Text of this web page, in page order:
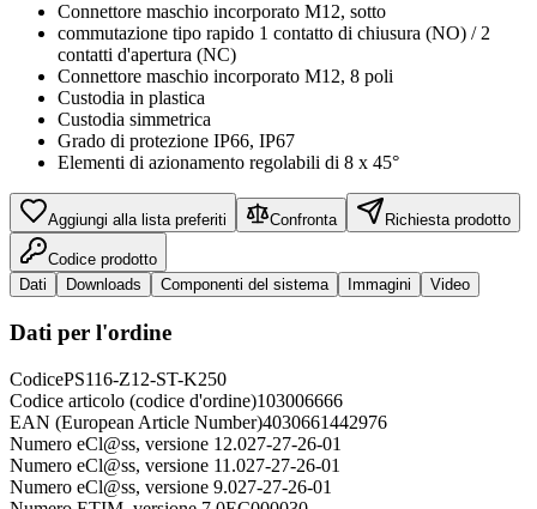
Connettore maschio incorporato M12, sotto
commutazione tipo rapido 1 contatto di chiusura (NO) / 2
contatti d'apertura (NC)
Connettore maschio incorporato M12, 8 poli
Custodia in plastica
Custodia simmetrica
Grado di protezione IP66, IP67
Elementi di azionamento regolabili di 8 x 45°
Aggiungi alla lista preferiti Confronta Richiesta prodotto
Codice prodotto
Dati
Downloads Componenti del sistema Immagini Video
Dati per l'ordine
CodicePS116-Z12-ST-K250
Codice articolo (codice d'ordine)103006666
EAN (European Article Number)4030661442976
Numero eCl@ss, versione 12.027-27-26-01
Numero eCl@ss, versione 11.027-27-26-01
Numero eCl@ss, versione 9.027-27-26-01